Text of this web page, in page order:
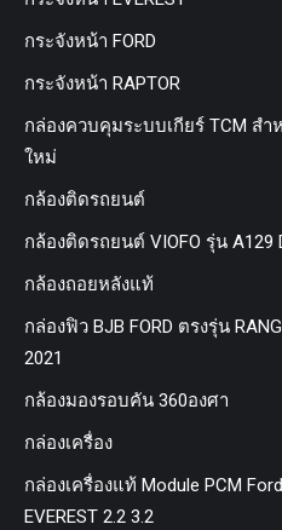
กระจังหน้า FORD
กระจังหน้า RAPTOR
กล่องควบคุมระบบเกียร์ TCM สำ
ใหม่
กล้องติดรถยนต์
กล้องติดรถยนต์ VIOFO รุ่น A129
กล้องถอยหลังแท้
กล่องฟิว BJB FORD ตรงรุ่น
2021
กล้องมองรอบคัน 360องศา
กล่องเครื่อง
กล่องเครื่องแท้ Module PCM
EVEREST 2.2 3.2